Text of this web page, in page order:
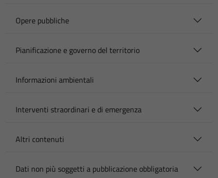
Opere pubbliche
Pianificazione e governo del territorio
Informazioni ambientali
Interventi straordinari e di emergenza
Altri contenuti
Dati non più soggetti a pubblicazione obbligatoria